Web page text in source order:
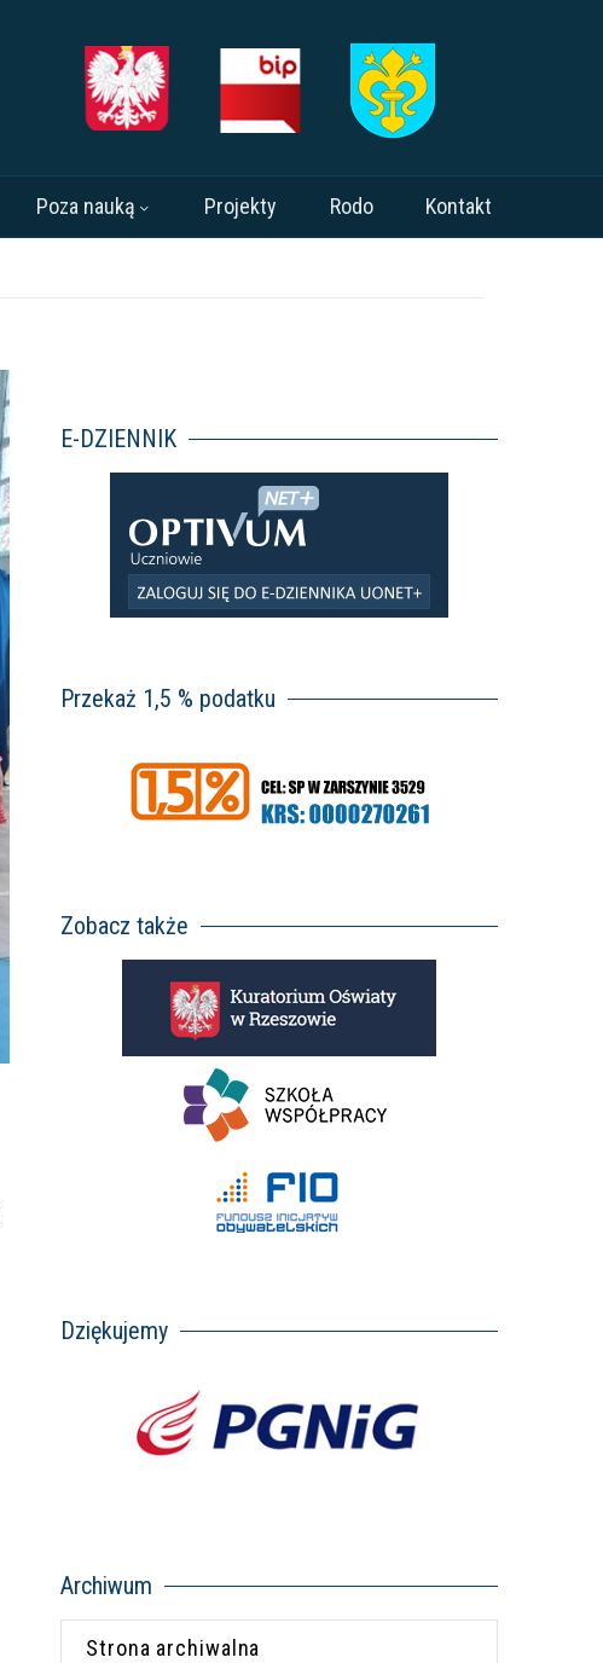
Poza nauką Projekty Rodo Kontakt
E-DZIENNIK
Przekaż 1,5 % podatku
Zobacz także
Dziękujemy
Archiwum
Strona archiwalna